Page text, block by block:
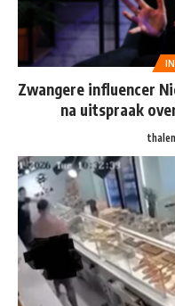
Zwangere influencer
na uitspraak